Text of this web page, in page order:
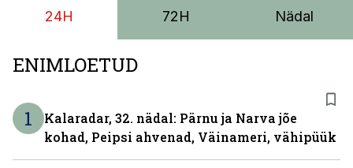
24H 72H Nädal
ENIMLOETUD
1
Kalaradar, 32. nädal: Pärnu ja Narva jõe
kohad, Peipsi ahvenad, Väinameri, vähipüük